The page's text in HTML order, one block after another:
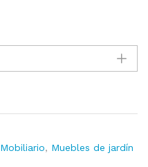
Mobiliario, Muebles de jardín